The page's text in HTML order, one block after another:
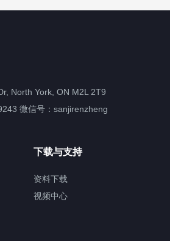
程序费用
North York, ON M2L 2T9
微信号：sanjirenzheng
下载与支持
资料下载
视频中心